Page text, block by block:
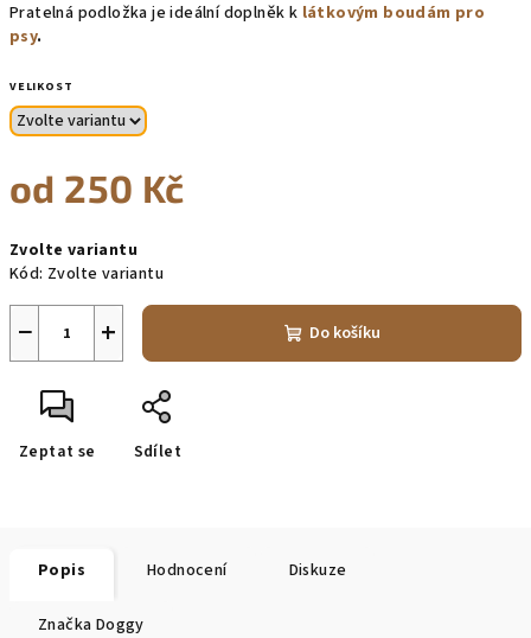
Pratelná podložka je ideální doplněk k látkovým boudám pro
psy.
VELIKOST
od 250 Kč
cena:
Zvolte variantu
Kód: Zvolte variantu
+
− Do košíku
Zeptat se Sdílet
Popis Hodnocení Diskuze
Značka Doggy